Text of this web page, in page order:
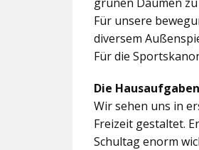
Für unsere
diversem
Für die
Die
Wir sehen uns in
Freizeit gestaltet.
Schultag enorm